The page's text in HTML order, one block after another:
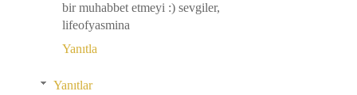
bir muhabbet etmeyi :) sevgiler,
lifeofyasmina
Yanıtla
Yanıtlar